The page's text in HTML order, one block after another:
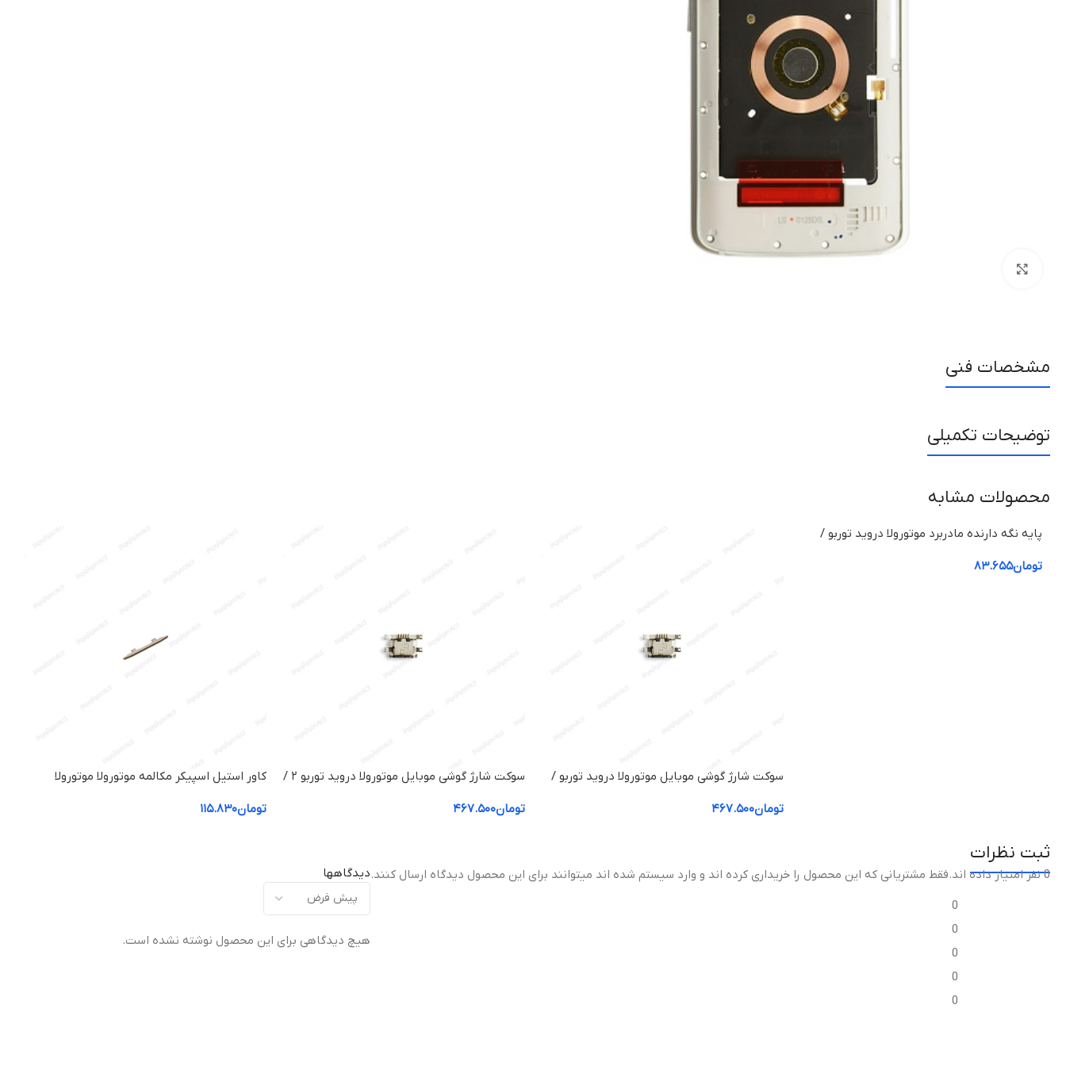
مشخصات فنی
توضیحات تکمیلی
محصولات مشابه
پایه نگه دارنده مادربرد موتورولا دروید توربو /
تومان۸۳.۶۵۵
سوکت شارژ گوشی موبایل موتورولا دروید توربو /
تومان۴۶۷.۵۰۰
سوکت شارژ گوشی موبایل موتورولا دروید توربو ۲ /
تومان۴۶۷.۵۰۰
کاور استیل اسپیکر مکالمه موتورولا موتورولا
تومان۱۱۵.۸۳۰
ثبت نظرات
0 نفر امتیاز داده اند
0
0
0
0
0
دیدگاهها
هیچ دیدگاهی برای این محصول نوشته نشده است.
.فقط مشتریانی که این محصول را خریداری کرده اند و وارد سیستم شده اند میتوانند برای این محصول دیدگاه ارسال کنند.